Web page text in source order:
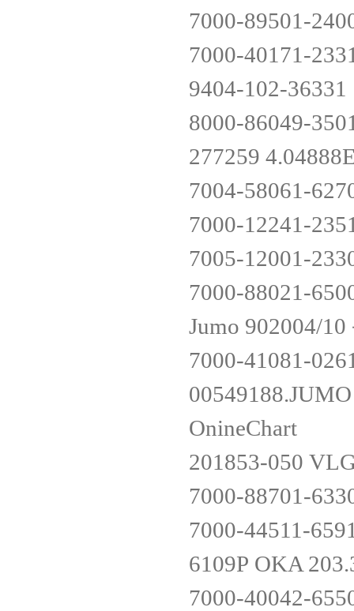
7000-89501-
7000-40171-
9404-102-
8000-86049-
277259
7004-58061-
7000-12241-
7005-12001-
7000-88021-
Jumo 902004/
7000-41081-
OnineChart
201853-050
7000-88701-
7000-44511-
6109P
7000-40042-